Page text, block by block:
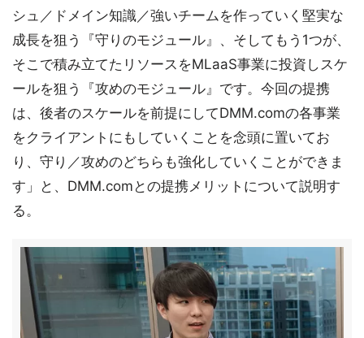
シュ／ドメイン知識／強いチームを作っていく堅実な
成長を狙う『守りのモジュール』、そしてもう1つが、
そこで積み立てたリソースをMLaaS事業に投資しスケ
ールを狙う『攻めのモジュール』です。今回の提携
は、後者のスケールを前提にしてDMM.comの各事業
をクライアントにもしていくことを念頭に置いてお
り、守り／攻めのどちらも強化していくことができま
す」と、DMM.comとの提携メリットについて説明す
る。